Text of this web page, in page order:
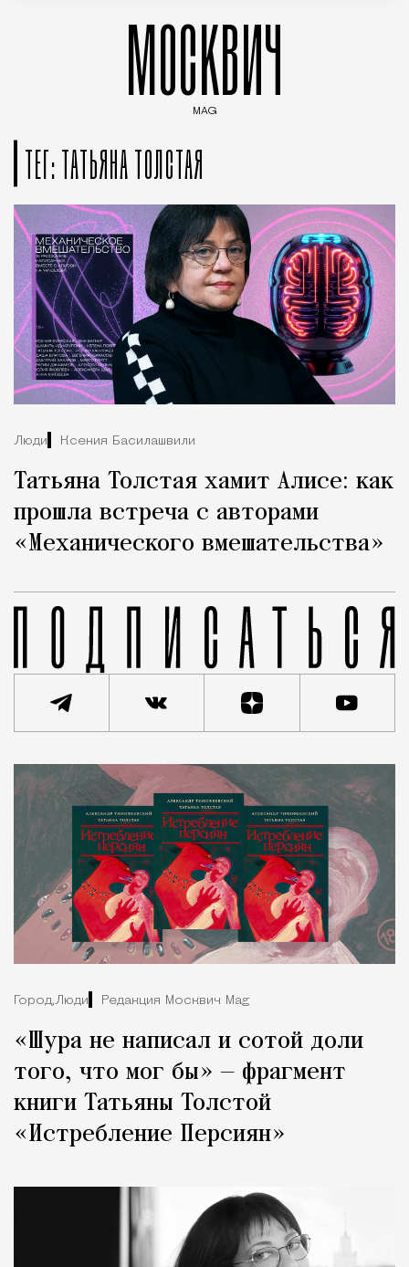
МОСКВИЧ
MAG
ТЕГ: ТАТЬЯНА ТОЛСТАЯ
Люди Ксения Басилашвили
Татьяна Толстая хамит Алисе: как
прошла встреча с авторами
«Механического вмешательства»
Город,Люди Редакция Москвич Mag
«Шура не написал и сотой доли
того, что мог бы» — фрагмент
книги Татьяны Толстой
«Истребление Персиян»